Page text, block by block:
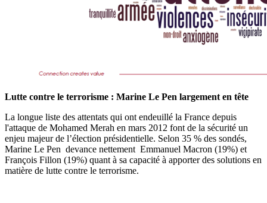
Lutte contre le terrorisme : Marine Le Pen largement en tête
La longue liste des attentats qui ont endeuillé la France depuis
l'attaque de Mohamed Merah en mars 2012 font de la sécurité un
enjeu majeur de l’élection présidentielle. Selon 35 % des sondés,
Marine Le Pen devance nettement Emmanuel Macron (19%) et
François Fillon (19%) quant à sa capacité à apporter des solutions en
matière de lutte contre le terrorisme.